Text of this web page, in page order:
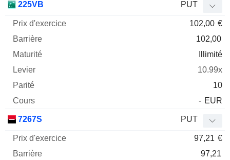
225VB PUT
102,00 €
102,00
Illimité
10.99x
10
- EUR
7267S PUT
97,21 €
97,21